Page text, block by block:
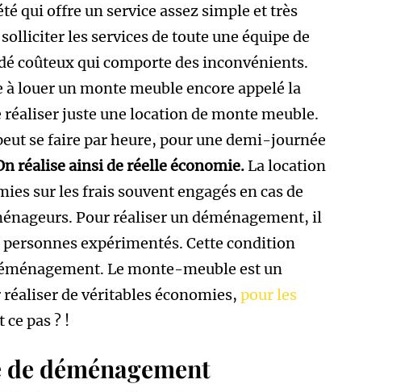
qui offre un service assez simple et très
les services de toute une équipe de
coûteux qui comporte des inconvénients.
louer un monte meuble encore appelé la
juste une location de monte meuble.
se faire par heure, pour une demi-journée
réalise ainsi de réelle économie.La location
sur les frais souvent engagés en cas de
Pour réaliser un déménagement, il
expérimentés. Cette condition
Le monte-meuble est un
de véritables économies,pour les
ce pas ? !
déménagement